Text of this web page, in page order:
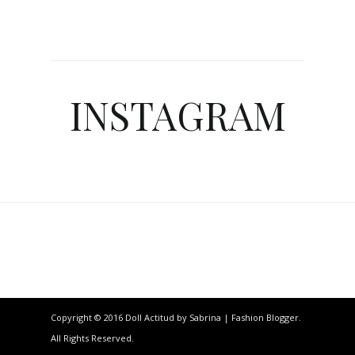
INSTAGRAM
Copyright © 2016 Doll Actitud by Sabrina | Fashion Blogger.
All Rights Reserved.